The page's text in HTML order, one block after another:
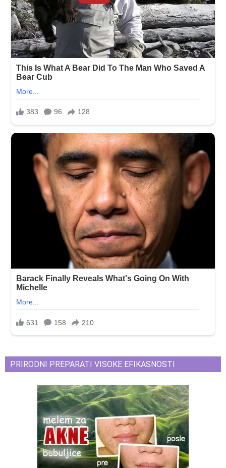
PRIRODNI PREPARATI VISOKE EFIKASNOSTI